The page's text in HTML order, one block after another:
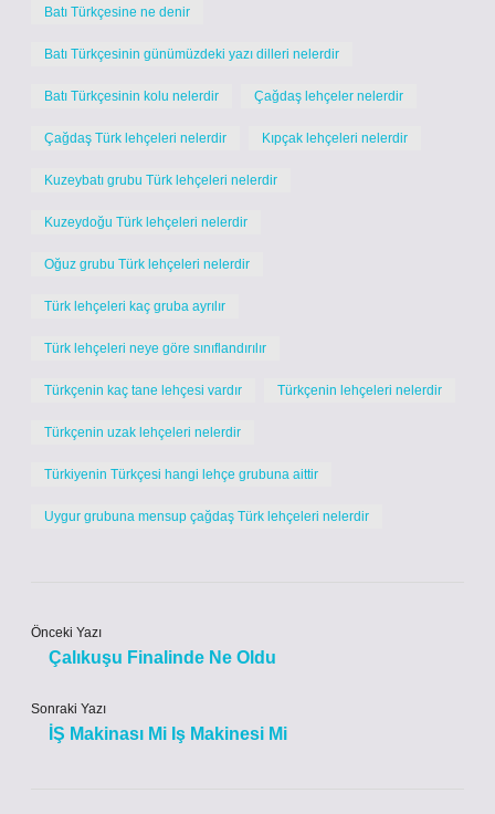
Batı Türkçesine ne denir
Batı Türkçesinin günümüzdeki yazı dilleri nelerdir
Batı Türkçesinin kolu nelerdir Çağdaş lehçeler nelerdir
Çağdaş Türk lehçeleri nelerdir Kıpçak lehçeleri nelerdir
Kuzeybatı grubu Türk lehçeleri nelerdir
Kuzeydoğu Türk lehçeleri nelerdir
Oğuz grubu Türk lehçeleri nelerdir
Türk lehçeleri kaç gruba ayrılır
Türk lehçeleri neye göre sınıflandırılır
Türkçenin kaç tane lehçesi vardır Türkçenin lehçeleri nelerdir
Türkçenin uzak lehçeleri nelerdir
Türkiyenin Türkçesi hangi lehçe grubuna aittir
Uygur grubuna mensup çağdaş Türk lehçeleri nelerdir
Önceki Yazı
Çalıkuşu Finalinde Ne Oldu
Sonraki Yazı
İŞ Makinası Mi Iş Makinesi Mi